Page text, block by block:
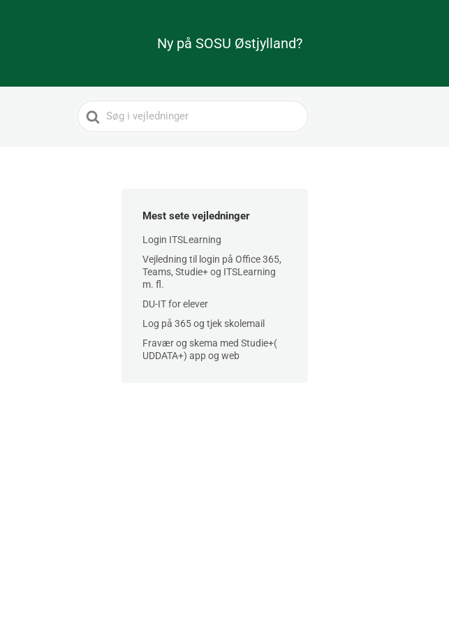
Ny på SOSU Østjylland?
Search
For
Mest sete vejledninger
Login ITSLearning
Vejledning til login på Office 365,
Teams, Studie+ og ITSLearning
m. fl.
DU-IT for elever
Log på 365 og tjek skolemail
Fravær og skema med Studie+(
UDDATA+) app og web